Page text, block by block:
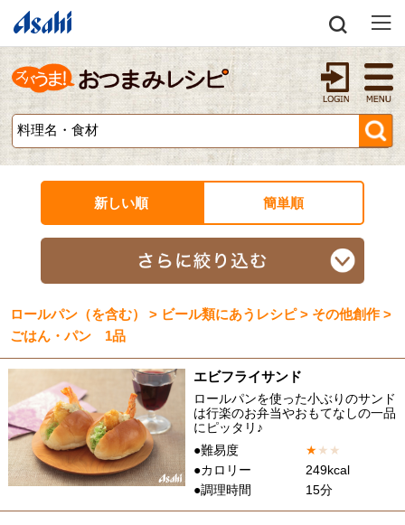
新しい順 簡単順
ロールパン（を含む） > ビール類にあうレシピ > その他創作 >
ごはん・パン 1品
エビフライサンド
ロールパンを使った小ぶりのサンド
は行楽のお弁当やおもてなしの一品
にピッタリ♪
●難易度
★★ ★
●カロリー
249kcal
●調理時間
15分